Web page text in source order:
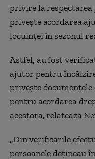
privire la respectarea
priveşte acordarea
locuinţei în sezonul
Astfel, au fost
ajutor pentru
priveşte
pentru acordarea
acestora, relatează
„Din verificările
persoanele deţineau